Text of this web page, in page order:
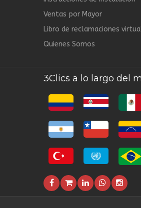
Ventas por Mayor
Libro de reclamaciones
Quienes Somos
3Clics a lo largo del